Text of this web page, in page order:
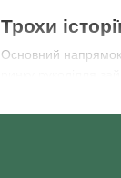
Трохи
Основний
огранювання. У